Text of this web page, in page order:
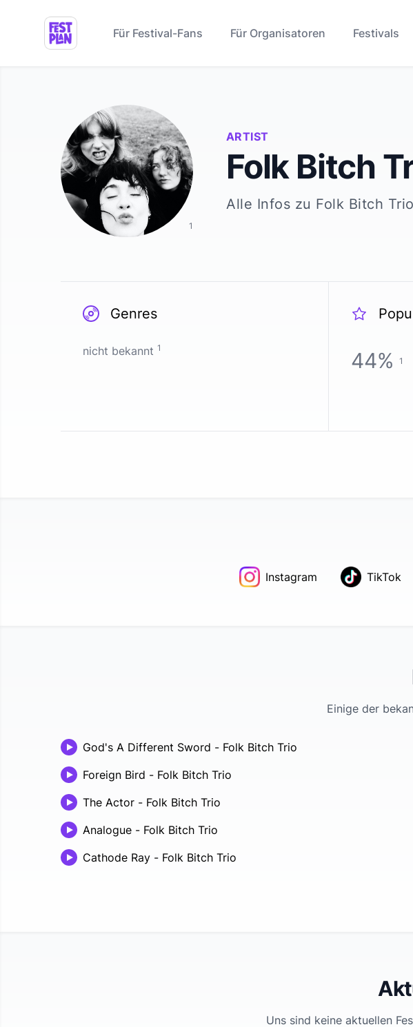
Für Festival-Fans Für Organisatoren Festivals
ARTIST
Folk Bitch
Alle Infos zu Folk Bitch Trio
1
Genres
nicht bekannt 1
44% 1
Instagram TikTok
Einige der
God's A Different Sword - Folk Bitch Trio
Foreign Bird - Folk Bitch Trio
The Actor - Folk Bitch Trio
Analogue - Folk Bitch Trio
Cathode Ray - Folk Bitch Trio
Uns sind keine aktuellen